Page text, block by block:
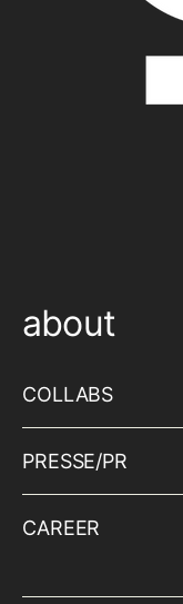
about
COLLABS
PRESSE/PR
CAREER